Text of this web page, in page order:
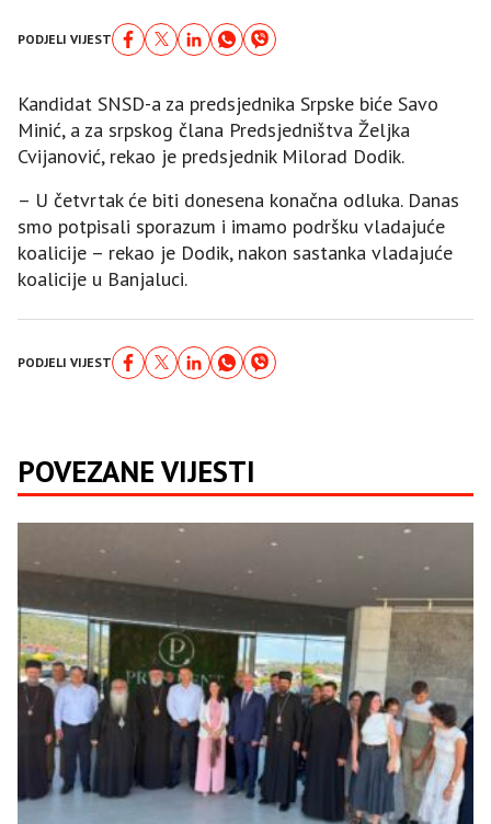
PODJELI VIJEST
Kandidat SNSD-a za predsjednika Srpske biće Savo
Minić, a za srpskog člana Predsjedništva Željka
Cvijanović, rekao je predsjednik Milorad Dodik.
– U četvrtak će biti donesena konačna odluka. Danas
smo potpisali sporazum i imamo podršku vladajuće
koalicije – rekao je Dodik, nakon sastanka vladajuće
koalicije u Banjaluci.
PODJELI VIJEST
POVEZANE VIJESTI